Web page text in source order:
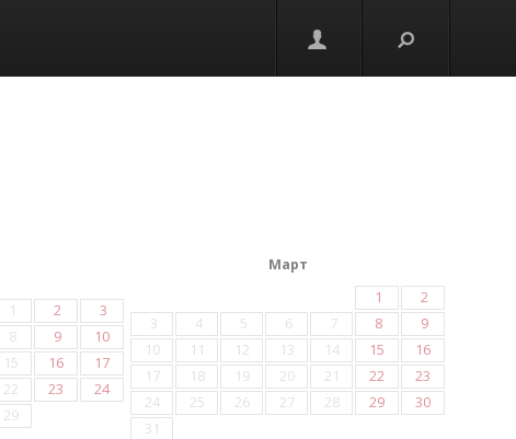
1
2
3
8 9
10
15 16
17
22 23
24
29
Март
1
2
3
4 5 6 7 8
9
10
11 12 13 14 15
16
17
18 19 20 21 22
23
24
25 26 27 28 29
30
31